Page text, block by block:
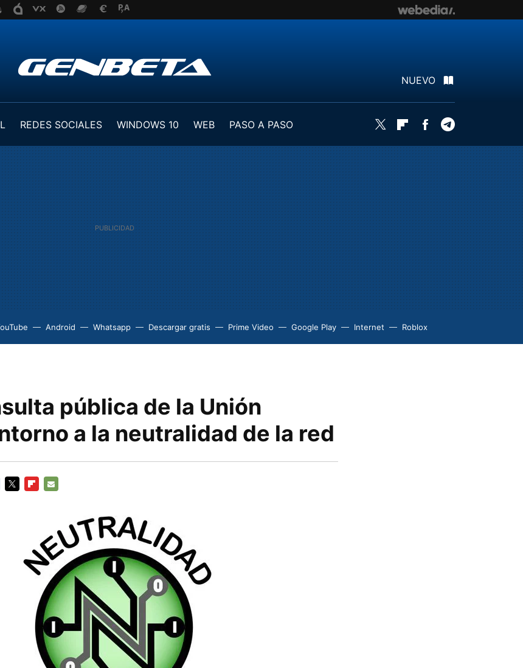
NUEVO
REDES SOCIALES WINDOWS 10 WEB
PASO A PASO
Twitter FlipboardFacebook
Android Whatsapp Descargar gratis Prime Video Google Play Internet Roblox
pública de la Unión
a la neutralidad de la red